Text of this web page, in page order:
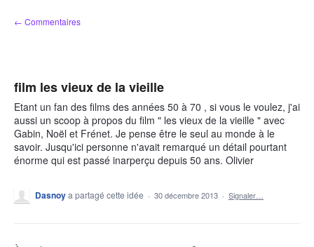
Aller
au
← Commentaires
film les vieux de la vieille
Etant un fan des films des années 50 à 70 , si vous le voulez, j'ai
aussi un scoop à propos du film " les vieux de la vieille " avec
Gabin, Noël et Frénet. Je pense être le seul au monde à le
savoir. Jusqu'ici personne n'avait remarqué un détail pourtant
énorme qui est passé inarperçu depuis 50 ans. Olivier
Dasnoya partagé cette idée · 30 décembre 2013 · Signaler…